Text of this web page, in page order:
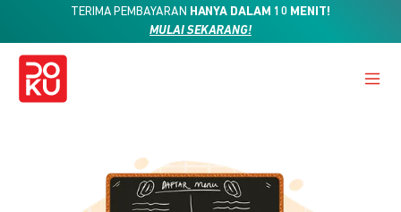
TERIMA PEMBAYARAN HANYA DALAM 10 MENIT!
MULAI SEKARANG!